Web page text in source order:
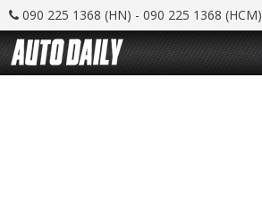
090 225 1368 (HN) - 090 225 1368 (HCM)